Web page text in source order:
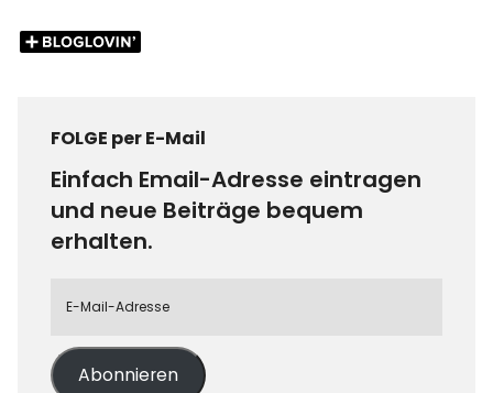
FOLGE per E-Mail
Einfach Email-Adresse eintragen
und neue Beiträge bequem
erhalten.
Abonnieren